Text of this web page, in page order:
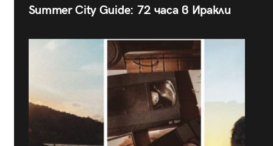
Summer City Guide: 72 часа в Иракли